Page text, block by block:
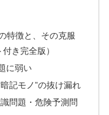
特徴と、その克服
き完全版）
に弱い
記モノ”の抜け漏れ
問題・危険予測問